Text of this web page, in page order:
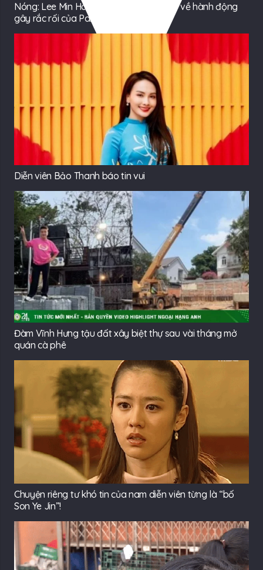
Nóng: Lee Min Ho ra tuyên bố giữa đêm về hành động
gây rắc rối của Park Bom (2NE1)
Diễn viên Bảo Thanh báo tin vui
Đàm Vĩnh Hưng tậu đất xây biệt thự sau vài tháng mở
quán cà phê
Chuyện riêng tư khó tin của nam diễn viên từng là “bố
Son Ye Jin”!